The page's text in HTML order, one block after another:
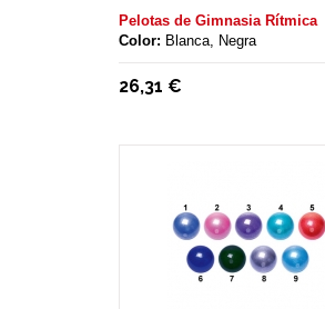
Pelotas de Gimnasia Rítmica
Color: Blanca, Negra
26,31 €